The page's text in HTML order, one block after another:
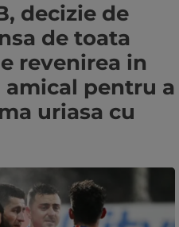
decizie de
de toata
revenirea in
pentru a
uriasa cu